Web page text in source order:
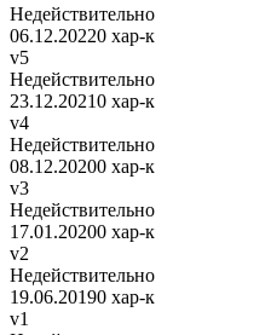
Недействительно
06.12.20220 хар-к
v5
Недействительно
23.12.20210 хар-к
v4
Недействительно
08.12.20200 хар-к
v3
Недействительно
17.01.20200 хар-к
v2
Недействительно
19.06.20190 хар-к
v1